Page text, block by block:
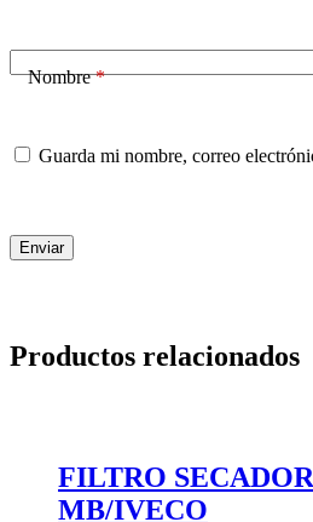
Nombre*
Guarda mi nombre, correo
Enviar
Productos relacionados
FILTRO SECADOR
MB/IVECO